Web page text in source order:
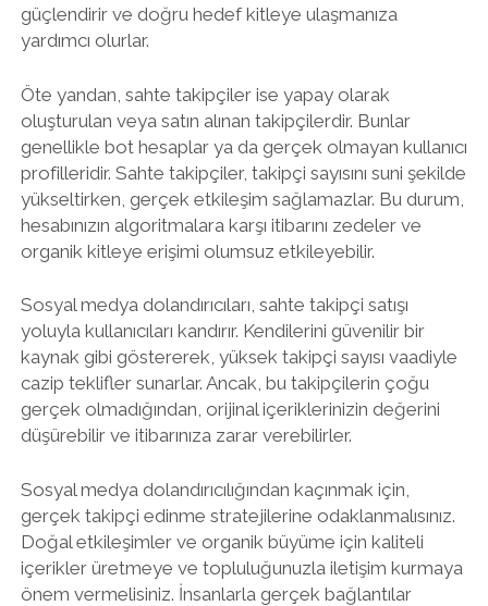
güçlendirir ve doğru hedef kitleye ulaşmanıza
yardımcı olurlar.
Öte yandan, sahte takipçiler ise yapay olarak
oluşturulan veya satın alınan takipçilerdir. Bunlar
genellikle bot hesaplar ya da gerçek olmayan kullanıcı
profilleridir. Sahte takipçiler, takipçi sayısını suni şekilde
yükseltirken, gerçek etkileşim sağlamazlar. Bu durum,
hesabınızın algoritmalara karşı itibarını zedeler ve
organik kitleye erişimi olumsuz etkileyebilir.
Sosyal medya dolandırıcıları, sahte takipçi satışı
yoluyla kullanıcıları kandırır. Kendilerini güvenilir bir
kaynak gibi göstererek, yüksek takipçi sayısı vaadiyle
cazip teklifler sunarlar. Ancak, bu takipçilerin çoğu
gerçek olmadığından, orijinal içeriklerinizin değerini
düşürebilir ve itibarınıza zarar verebilirler.
Sosyal medya dolandırıcılığından kaçınmak için,
gerçek takipçi edinme stratejilerine odaklanmalısınız.
Doğal etkileşimler ve organik büyüme için kaliteli
içerikler üretmeye ve topluluğunuzla iletişim kurmaya
önem vermelisiniz. İnsanlarla gerçek bağlantılar